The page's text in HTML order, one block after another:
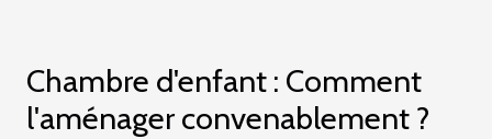
Chambre d'enfant : Comment
l'aménager convenablement ?